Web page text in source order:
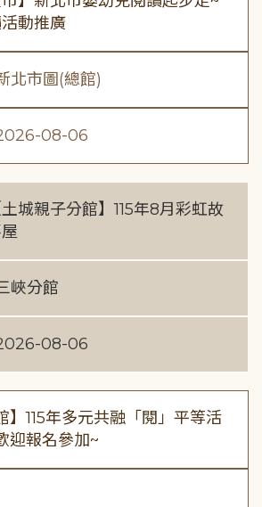
動推廣
北市圖(總館)
08-06
土城親子分館】115年8月彩虹故
峽分館
08-06
】115年多元共融「閱」平等活
迎報名參加~